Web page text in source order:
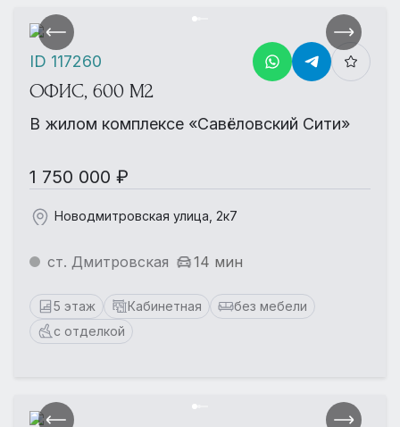
ОФИС, 600 М2
В жилом комплексе «Савёловский Сити»
1 750 000 ₽
Новодмитровская улица, 2к7
ст. Дмитровская 14 мин
5 этаж Кабинетная
без мебели
с отделкой
ID 117260